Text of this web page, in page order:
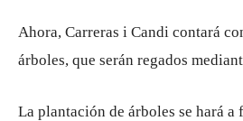
Ahora, Carreras i Candi contará
árboles, que serán regados
La plantación de árboles se hará a